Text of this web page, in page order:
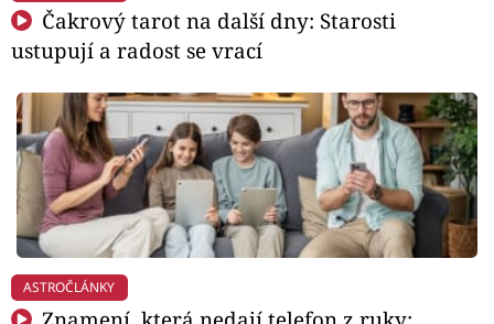
Čakrový tarot na další dny: Starosti
ustupují a radost se vrací
ASTROČLÁNKY